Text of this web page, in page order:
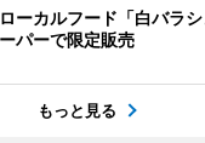
ーカルフード「白バラ
パーで限定販売
もっと見る